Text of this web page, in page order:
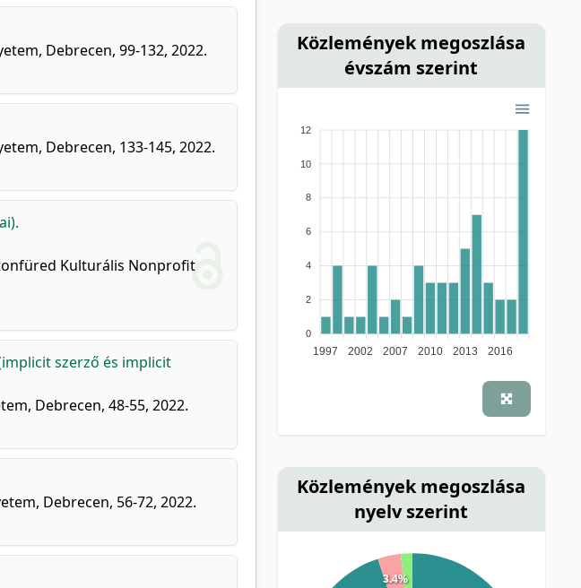
Debrecen, 99-132, 2022.
Debrecen, 133-145, 2022.
Kulturális Nonprofit
szerző és implicit
Debrecen, 48-55, 2022.
Debrecen, 56-72, 2022.
magyar nyelvű folyóiratközlemény külföldi
szerkesztői levél(1) tankönyv(1)
Közlemények megoszlása
évszám szerint
12
10
8
6
4
2
0
1997 2002 2007 2010 2013 2016
Közlemények megoszlása
nyelv szerint
3.4%